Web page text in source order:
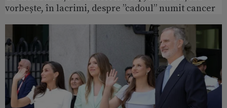
vorbește, în lacrimi, despre ”cadoul” numit cancer